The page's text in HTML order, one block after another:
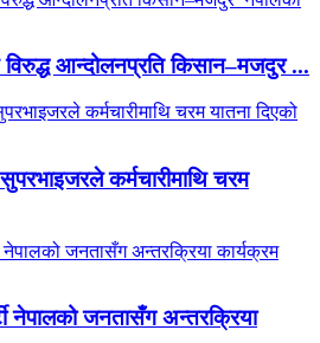
विरुद्ध आन्दोलनप्रति किसान–मजदुर ...
कर्मचारीमाथि चरम
नेपालको जनतासँग अन्तरक्रिया